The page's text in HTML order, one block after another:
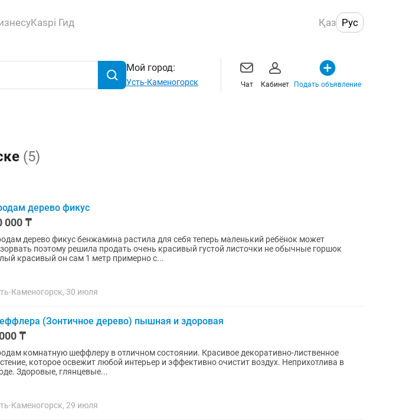
Kaspi Гид Қаз Рус
Мой город:
Усть-Каменогорск Чат Кабинет Подать объявление
(5)
дерево фикус
000 ₸
дерево фикус бенжамина растила для себя теперь маленький ребёнок может
поэтому решила продать очень красивый густой листочки не обычные горшок
красивый он сам 1 метр примерно с...
Каменогорск, 30 июля
(Зонтичное дерево) пышная и здоровая
₸
комнатную шеффлеру в отличном состоянии. Красивое декоративно-лиственное
которое освежит любой интерьер и эффективно очистит воздух. Неприхотлива в
Здоровые, глянцевые...
Каменогорск, 29 июля